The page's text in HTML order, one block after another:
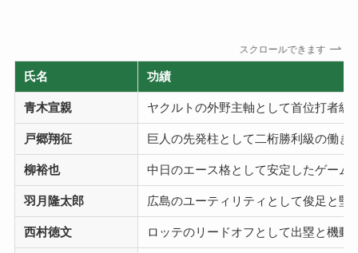
スクロールできます
氏名 功績
青木宣親 ヤクルトの外野主軸として首位打者
戸郷翔征 巨人の先発柱として二桁勝利級の働
柳裕也 中日のエース格として安定したゲーム
羽月隆太郎 広島のユーティリティとして俊足と
西村徳文 ロッテのリードオフとして出塁と機